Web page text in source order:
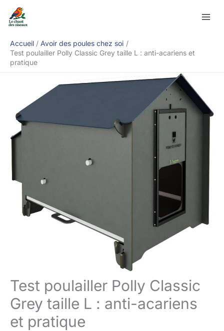
Accueil
Avoir des poules chez soi
Test poulailler Polly Classic Grey taille L : anti-acariens et
pratique
Test poulailler Polly Classic
Grey taille L : anti-acariens
et pratique
Rechercher